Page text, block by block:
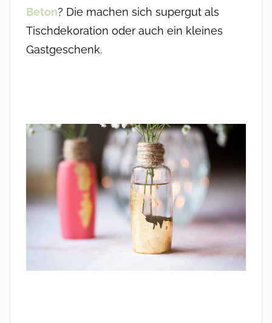
Beton? Die machen sich supergut als
Tischdekoration oder auch ein kleines
Gastgeschenk.